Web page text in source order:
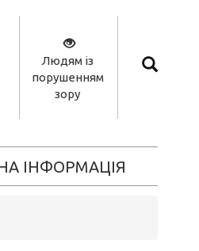
Людям із
порушенням
зору
ІНФОРМАЦІЯ